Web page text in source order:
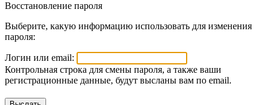
Восстановление пароля
Выберите, какую информацию использовать для изменения
пароля:
Логин или email:
Контрольная строка для смены пароля, а также ваши
регистрационные данные, будут высланы вам по email.